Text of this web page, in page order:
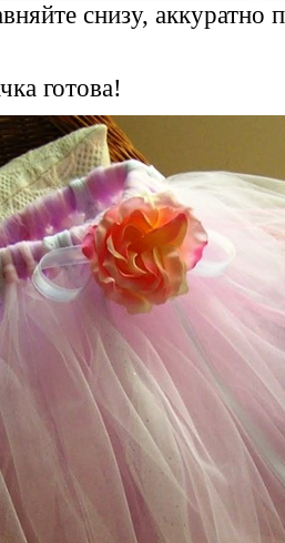
снизу, аккуратно
готова!